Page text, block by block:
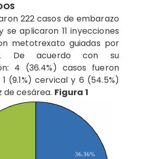
222 casos de embarazo
se aplicaron 11 inyecciones
metotrexato guiadas por
De acuerdo con su
4 (36.4%) casos fueron
(9.1%) cervical y 6 (54.5%)
de cesárea. Figura 1